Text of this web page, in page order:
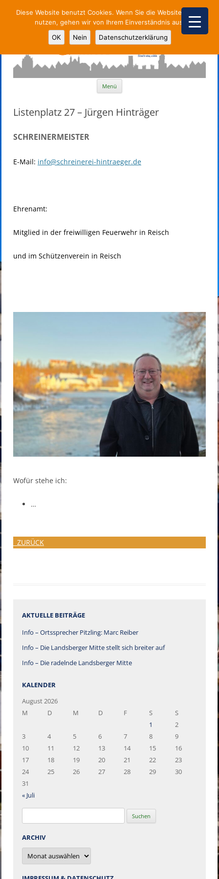
Parteiunabhängige Stadtpolitik
Menü Zum
springen
Listenplatz 27 – Jürgen Hinträger
SCHREINERMEISTER
E-Mail: info@schreinerei-hintraeger.de
Ehrenamt:
Mitglied in der freiwilligen Feuerwehr in Reisch
und im Schützenverein in Reisch
Wofür stehe ich:
…
ZURÜCK
AKTUELLE BEITRÄGE
Info – Ortssprecher Pitzling: Marc Reiber
Info – Die Landsberger Mitte stellt sich breiter auf
Info – Die radelnde Landsberger Mitte
KALENDER
August 2026
M
D M D F S
S
1
2
3
4 5 6 7 8
9
10
11 12 13 14 15
16
17
18 19 20 21 22
23
24
25 26 27 28 29
30
31
« Juli
nach:
ARCHIV
Archiv
Diese Website benutzt Cookies. Wenn Sie die Website weiter
nutzen, gehen wir von Ihrem Einverständnis aus.
OK
Nein Datenschutzerklärung